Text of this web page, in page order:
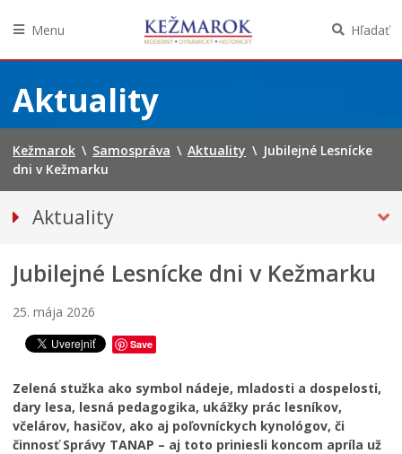
obsah
Menu Hľadať
Aktuality
Kežmarok \ Samospráva \ Aktuality \ Jubilejné Lesnícke
dni v Kežmarku
Aktuality
Spravodajstvo
Školstvo
Bezpečnosť
Životné prostredie
Zdravie
Cirkev
Jubilejné Lesnícke dni v Kežmarku
25. mája 2026
Save
Zelená stužka ako symbol nádeje, mladosti a dospelosti,
dary lesa, lesná pedagogika, ukážky prác lesníkov,
včelárov, hasičov, ako aj poľovníckych kynológov, či
činnosť Správy TANAP – aj toto priniesli koncom apríla už